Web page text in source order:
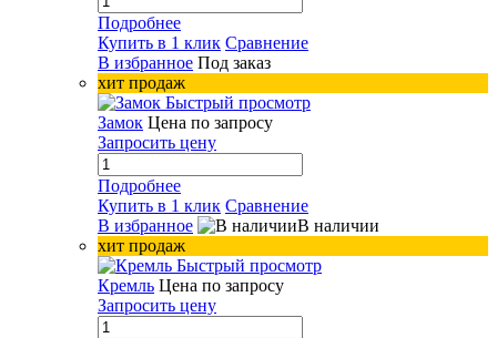
Подробнее
Купить в 1 клик Сравнение
В избранное Под заказ
хит продаж
Быстрый просмотр
Замок Цена по запросу
Запросить цену
Подробнее
Купить в 1 клик Сравнение
В избранное
В наличии
хит продаж
Быстрый просмотр
Кремль Цена по запросу
Запросить цену